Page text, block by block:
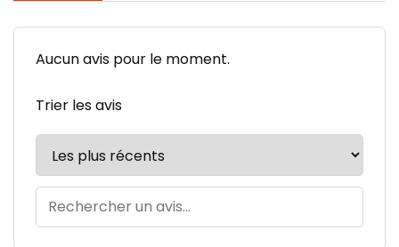
Aucun avis pour le moment.
Trier les avis